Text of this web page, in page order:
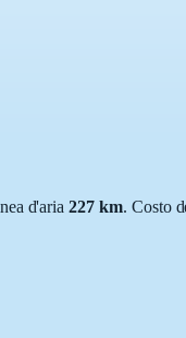
d'aria227 km. Costo